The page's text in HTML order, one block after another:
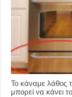
Το κάναμε λάθος
μπορεί να κάνει